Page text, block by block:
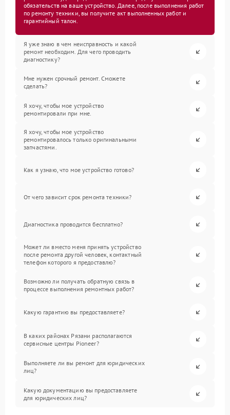
обязательств на ваше устройство. Далее, после выполнения работ
по ремонту техники, вы получите акт выполненных работ и
гарантийный талон.
Я уже знаю в чем неисправность и какой
ремонт необходим. Для чего проводить
диагностику?
Мне нужен срочный ремонт. Сможете
сделать?
Я хочу, чтобы мое устройство
ремонтировали при мне.
Я хочу, чтобы мое устройство
ремонтировалось только оригинальными
запчастями.
Как я узнаю, что мое устройство готово?
От чего зависит срок ремонта техники?
Диагностика проводится бесплатно?
Может ли вместо меня принять устройство
после ремонта другой человек, контактный
телефон которого я предоставлю?
Возможно ли получать обратную связь в
процессе выполнения ремонтных работ?
Какую гарантию вы предоставляете?
В каких районах Рязани располагаются
сервисные центры Pioneer?
Выполняете ли вы ремонт для юридических
лиц?
Какую документацию вы предоставляете
для юридических лиц?